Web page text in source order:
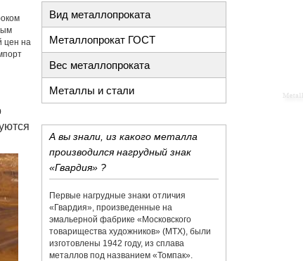
цен на
Вид металлопроката
Металлопрокат ГОСТ
Вес металлопроката
Металлы и стали
А вы знали, из какого металла
производился нагрудный знак
«Гвардия» ?
Первые нагрудные знаки отличия
«Гвардия», произведенные на
эмальерной фабрике «​Московского
товарищества художников»​ (МТХ), были
изготовлены 1942 году, из сплава
металлов под названием «​Томпак».